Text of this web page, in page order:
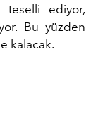
teselli ediyor,
Bu yüzden
kalacak.